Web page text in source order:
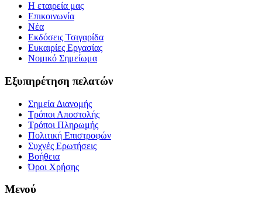
Η εταιρεία μας
Επικοινωνία
Νέα
Εκδόσεις Τσιγαρίδα
Ευκαιρίες Εργασίας
Νομικό Σημείωμα
Εξυπηρέτηση πελατών
Σημεία ∆ιανομής
Τρόποι Αποστολής
Τρόποι Πληρωμής
Πολιτική Επιστροφών
Συχνές Ερωτήσεις
Βοήθεια
Όροι Χρήσης
Μενού